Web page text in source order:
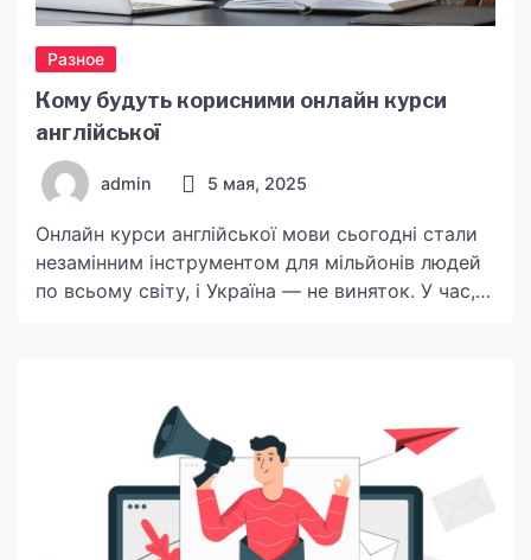
Разное
Кому будуть корисними онлайн курси
англійської
admin 5 мая, 2025
Онлайн курси англійської мови сьогодні стали
незамінним інструментом для мільйонів людей
по всьому світу, і Україна — не виняток. У час,
навчання англійській онлайн стає не просто
трендом, а необхідністю. Проте варто розуміти:
онлайн курси англійського — це […]